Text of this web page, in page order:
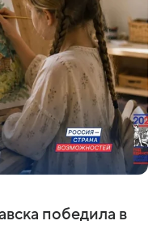
победила в